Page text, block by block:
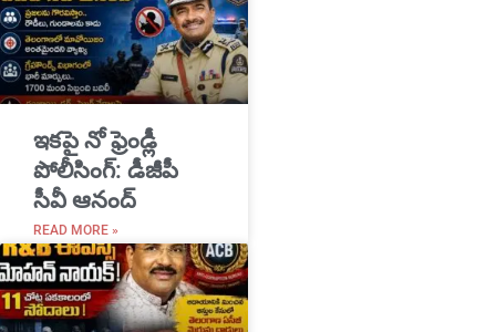
ఇకపై నో ఫ్రెండ్లీ
పోలీసింగ్: డీజీపీ
సీవీ ఆనంద్
READ MORE »